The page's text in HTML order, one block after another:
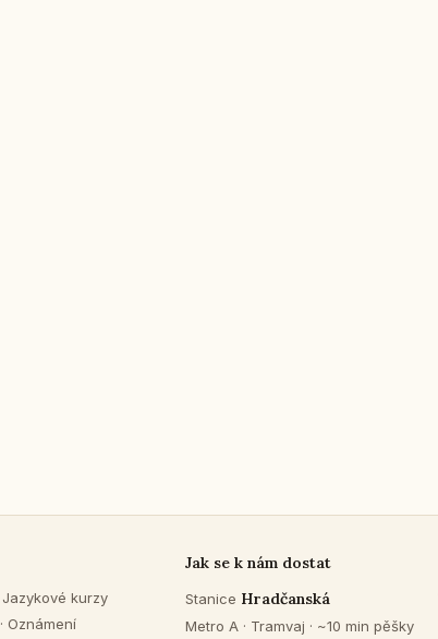
Jazykové kurzy
· Oznámení
Jak se k nám dostat
Stanice Hradčanská
Metro A · Tramvaj · ~10 min pěšky